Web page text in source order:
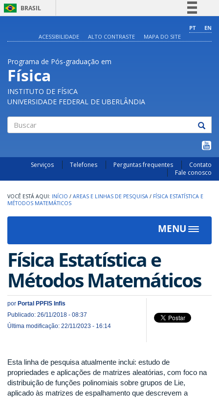
BRASIL
Comunica BR
PT
EN
ACESSIBILIDADE
ALTO CONTRASTE MAPA DO SITE
Programa de Pós-graduação em
Física
INSTITUTO DE FÍSICA
UNIVERSIDADE FEDERAL DE UBERLÂNDIA
Serviços Telefones Perguntas frequentes
Contato
Fale conosco
INÍCIO / AREAS E LINHAS DE PESQUISA / FÍSICA ESTATÍSTICA E
MÉTODOS MATEMÁTICOS
MENU
Toggle
Física Estatística e
Métodos Matemáticos
por Portal PPFIS Infis
Publicado: 26/11/2018 - 08:37
Última modificação: 22/11/2023 - 16:14
Esta linha de pesquisa atualmente inclui: estudo de
propriedades e aplicações de matrizes aleatórias, com foco na
distribuição de funções polinomiais sobre grupos de Lie,
aplicado às matrizes de espalhamento que descrevem a